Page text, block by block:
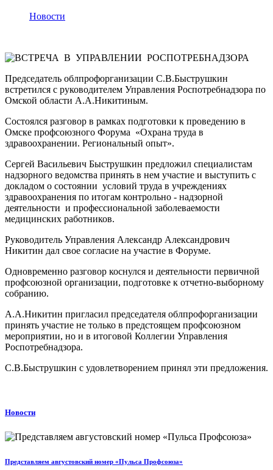
Новости
Председатель облпрофорганизации С.В.Быструшкин
встретился с руководителем Управления Роспотребнадзора по
Омской области А.А.Никитиным.
Состоялся разговор в рамках подготовки к проведению в
Омске профсоюзного Форума «Охрана труда в
здравоохранении. Региональный опыт».
Сергей Васильевич Быструшкин предложил специалистам
надзорного ведомства принять в нем участие и выступить с
докладом о состоянии условий труда в учреждениях
здравоохранения по итогам контрольно - надзорной
деятельности и профессиональной заболеваемости
медицинских работников.
Руководитель Управления Александр Александрович
Никитин дал свое согласие на участие в Форуме.
Одновременно разговор коснулся и деятельности первичной
профсоюзной организации, подготовке к отчетно-выборному
собранию.
А.А.Никитин пригласил председателя облпрофорганизации
принять участие не только в предстоящем профсоюзном
мероприятии, но и в итоговой Коллегии Управления
Роспотребнадзора.
С.В.Быструшкин с удовлетворением принял эти предложения.
Новости
Представляем августовский номер «Пульса Профсоюза»